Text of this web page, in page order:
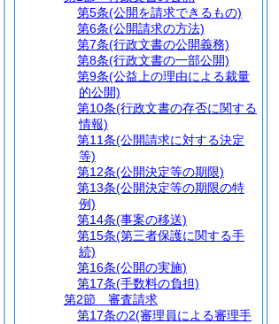
第5条(公開を請求できるもの)
第6条(公開請求の方法)
第7条(行政文書の公開義務)
第8条(行政文書の一部公開)
第9条(公益上の理由による裁量
的公開)
第10条(行政文書の存否に関する
情報)
第11条(公開請求に対する決定
等)
第12条(公開決定等の期限)
第13条(公開決定等の期限の特
例)
第14条(事案の移送)
第15条(第三者保護に関する手
続)
第16条(公開の実施)
第17条(手数料の負担)
第2節
審査請求
第17条の2(審理員による審理手